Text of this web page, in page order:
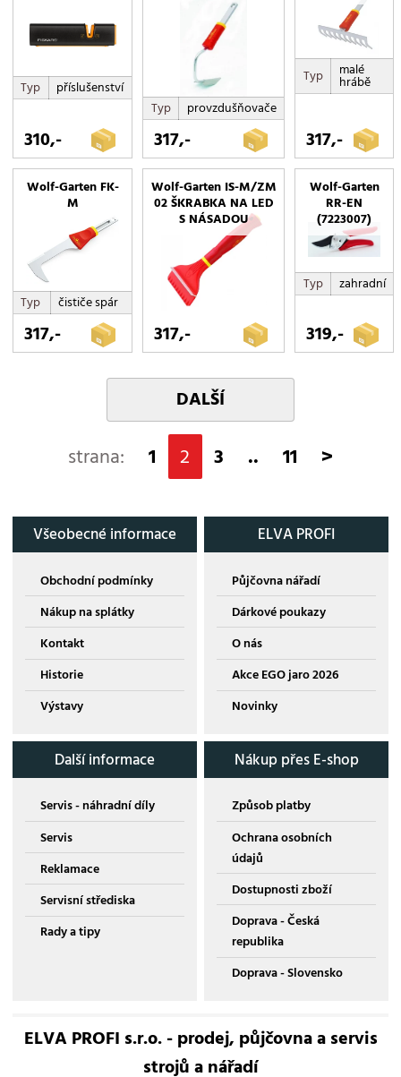
Typ příslušenství
310,-
Typ provzdušňovače
317,-
Typ malé
hrábě
317,-
Wolf-Garten FK-
M
Typ čističe spár
317,-
Wolf-Garten IS-M/ZM
02 ŠKRABKA NA LED
S NÁSADOU
317,-
Wolf-Garten
RR-EN
(7223007)
Typ zahradní
319,-
DALŠÍ
strana: 1 2 3 .. 11 >
Všeobecné informace
Obchodní podmínky
Nákup na splátky
Kontakt
Historie
Výstavy
ELVA PROFI
Půjčovna nářadí
Dárkové poukazy
O nás
Akce EGO jaro 2026
Novinky
Další informace
Servis - náhradní díly
Servis
Reklamace
Servisní střediska
Rady a tipy
Nákup přes E-shop
Způsob platby
Ochrana osobních
údajů
Dostupnosti zboží
Doprava - Česká
republika
Doprava - Slovensko
ELVA PROFI s.r.o. - prodej, půjčovna a servis
strojů a nářadí